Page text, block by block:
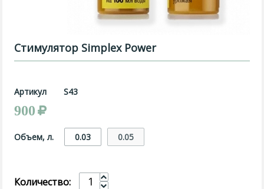
Стимулятор Simplex Power
Артикул S43
900
Объем, л. 0.03 0.05
Количество: